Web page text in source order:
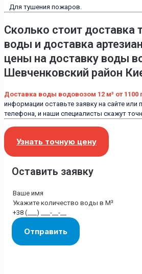
Для тушения пожаров.
Сколько стоит доставка
воды и доставка
цены на доставку воды
Шевченковский район
Доставка воды водовозом 12 м³ от 1100
информации оставьте заявку на сайте или
телефона, и наши специалисты скажут
Узнать точную цену
Оставить заявку